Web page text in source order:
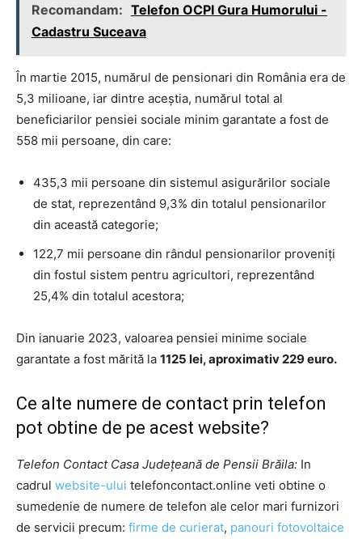
Recomandam: Telefon OCPI Gura Humorului -
Cadastru Suceava
În martie 2015, numărul de pensionari din România era de
5,3 milioane, iar dintre aceștia, numărul total al
beneficiarilor pensiei sociale minim garantate a fost de
558 mii persoane, din care:
435,3 mii persoane din sistemul asigurărilor sociale
de stat, reprezentând 9,3% din totalul pensionarilor
din această categorie;
122,7 mii persoane din rândul pensionarilor proveniți
din fostul sistem pentru agricultori, reprezentând
25,4% din totalul acestora;
Din ianuarie 2023, valoarea pensiei minime sociale
garantate a fost mărită la 1125 lei, aproximativ 229 euro.
Ce alte numere de contact prin telefon
pot obtine de pe acest website?
Telefon Contact Casa Județeană de Pensii Brăila: In
cadrul website-ului telefoncontact.online veti obtine o
sumedenie de numere de telefon ale celor mari furnizori
de servicii precum: firme de curierat, panouri fotovoltaice